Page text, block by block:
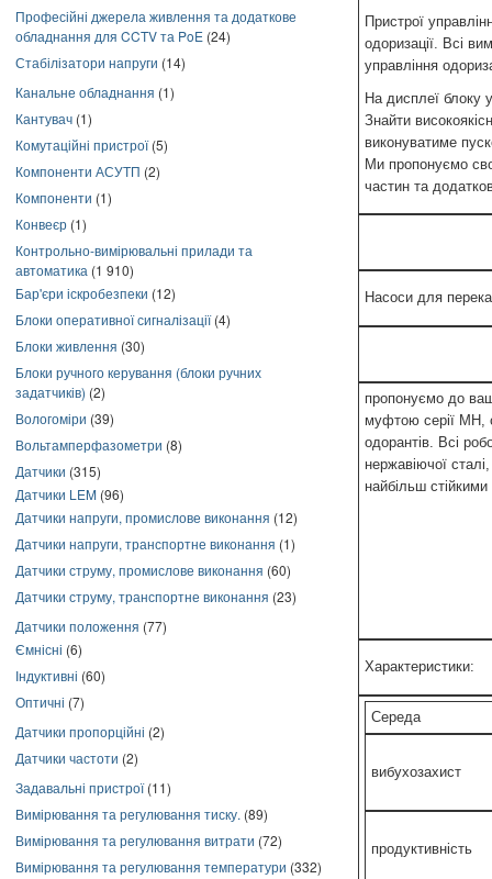
Професійні джерела живлення та додаткове
обладнання для CCTV та PoE (24)
Стабілізатори напруги (14)
Канальне обладнання (1)
Кантувач (1)
Комутаційні пристрої(5)
Компоненти АСУТП (2)
Компоненти (1)
Конвеєр (1)
Контрольно-вимірювальні прилади та
автоматика (1 910)
Бар'єри іскробезпеки (12)
Блоки оперативної сигналізації(4)
Блоки живлення (30)
Блоки ручного керування (блоки ручних
задатчиків) (2)
Вологоміри (39)
Вольтамперфазометри (8)
Датчики (315)
Датчики LEM (96)
Датчики напруги, промислове виконання (12)
Датчики напруги, транспортне виконання (1)
Датчики струму, промислове виконання (60)
Датчики струму, транспортне виконання (23)
Датчики положення (77)
Ємнісні (6)
Індуктивні (60)
Оптичні (7)
Датчики пропорційні (2)
Датчики частоти (2)
Задавальні пристрої(11)
Вимірювання та регулювання тиску. (89)
Вимірювання та регулювання витрати (72)
Вимірювання та регулювання температури (332)
Пристрої
одоризації. Всі
управління
На дисплеї блоку
Знайти
виконуватиме
Ми пропонуємо
частин та
Насоси для
пропонуємо до
муфтою серії MH,
одорантів. Всі
нержавіючої
найбільш
Характеристики:
Середа
вибухозахист
продуктивність